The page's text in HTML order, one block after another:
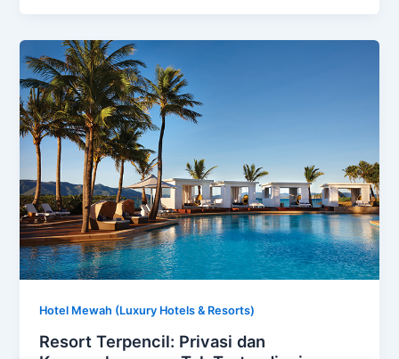
Hotel Mewah (Luxury Hotels & Resorts)
Resort Terpencil: Privasi dan